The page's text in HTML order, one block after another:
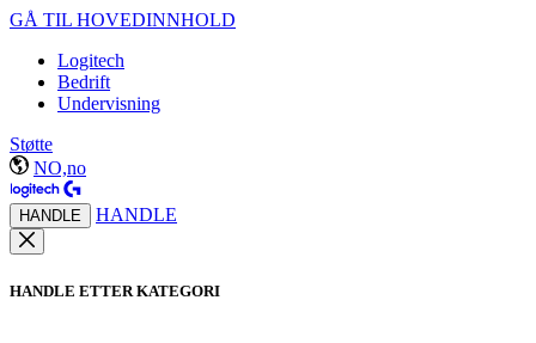
GÅ TIL HOVEDINNHOLD
Logitech
Bedrift
Undervisning
Støtte
NO,no
HANDLE HANDLE
HANDLE ETTER KATEGORI